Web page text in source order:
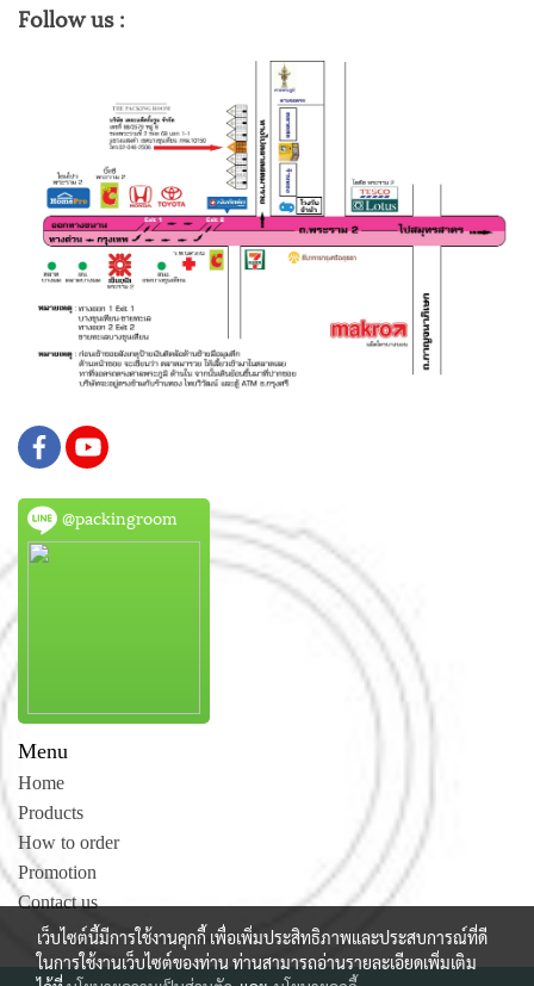
Follow us :
@packingroom
Menu
Home
Products
How to order
Promotion
Contact us
เว็บไซต์นี้มีการใช้งานคุกกี้ เพื่อเพิ่มประสิทธิภาพและประสบการณ์ที่ดี
ในการใช้งานเว็บไซต์ของท่าน ท่านสามารถอ่านรายละเอียดเพิ่มเติม